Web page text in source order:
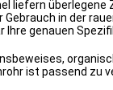
liefern überlegene
in der
Ihre genauen
ist passend zu